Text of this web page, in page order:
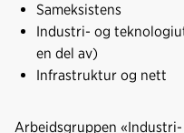
Sameksistens
Industri- og
en del av)
Infrastruktur og nett
Arbeidsgruppen